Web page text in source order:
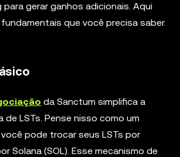
gerar ganhos adicionais. Aqui
que você precisa saber.
da Sanctum simplifica a
de LSTs. Pense nisso como um
pode trocar seus LSTs por
Solana (SOL). Esse mecanismo de